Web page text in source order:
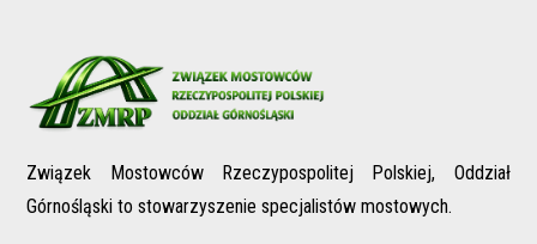
Związek Mostowców Rzeczypospolitej Polskiej, Oddział
Górnośląski to stowarzyszenie specjalistów mostowych.